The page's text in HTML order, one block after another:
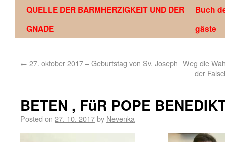
QUELLE DER BARMHERZIGKEIT UND DER
GNADE
Buch
gäste
← 27. oktober 2017 – Geburtstag von Sv. Joseph Weg die
der
BETEN , FüR POPE
Posted on 27. 10. 2017by Nevenka